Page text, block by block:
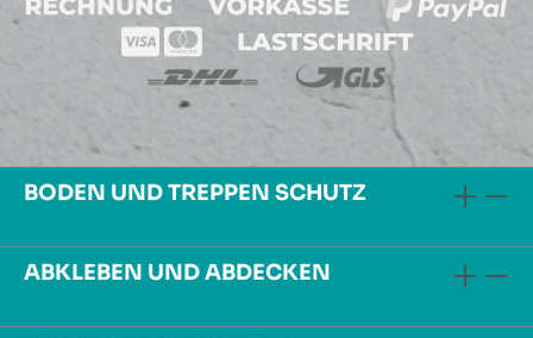
BODEN UND TREPPEN SCHUTZ
ABKLEBEN UND ABDECKEN